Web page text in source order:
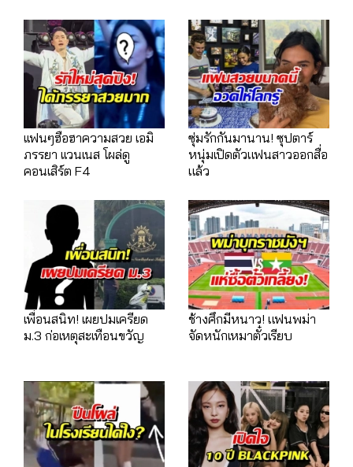
เเฟนๆฮือฮาความสวย เอมิ
ภรรยา เเวนเนส โผล่ดู
คอนเสิร์ต F4
ซุ่มรักกันมานาน! ซุปตาร์
หนุ่มเปิดตัวแฟนสาวออกสื่อ
แล้ว
เพื่อนสนิท! เผยปมเครียด
ม.3 ก่อเหตุสะเทือนขวัญ
ช้างศึกมีหนาว! แฟนพม่า
จัดหนักเหมาตั๋วเรียบ